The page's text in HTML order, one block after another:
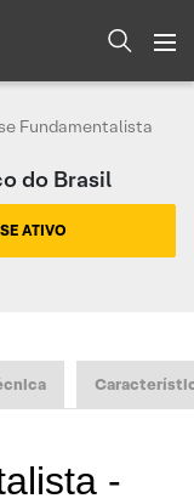
Fundamentalista
do Brasil
ATIVO
-